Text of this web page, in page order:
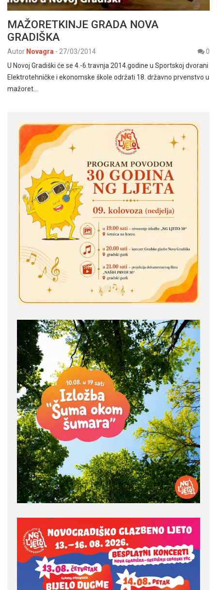
MAŽORETKINJE GRADA NOVA
GRADIŠKA
Autor Novagra - 27/03/2014
0
U Novoj Gradiški će se 4.-6.travnja 2014.godine u Sportskoj dvorani
Elektrotehničke i ekonomske škole održati 18. državno prvenstvo u
mažoret…